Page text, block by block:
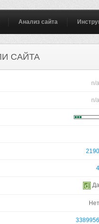
Анализ сайта
САЙТА
n/a
n/a
2190
4
Да
Нет
3389956